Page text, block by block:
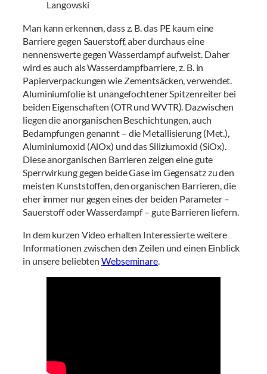
Langowski
Man kann erkennen, dass z. B. das PE kaum eine
Barriere gegen Sauerstoff, aber durchaus eine
nennenswerte gegen Wasserdampf aufweist. Daher
wird es auch als Wasserdampfbarriere, z. B. in
Papierverpackungen wie Zementsäcken, verwendet.
Aluminiumfolie ist unangefochtener Spitzenreiter bei
beiden Eigenschaften (OTR und WVTR). Dazwischen
liegen die anorganischen Beschichtungen, auch
Bedampfungen genannt – die Metallisierung (Met.),
Aluminiumoxid (AlOx) und das Siliziumoxid (SiOx).
Diese anorganischen Barrieren zeigen eine gute
Sperrwirkung gegen beide Gase im Gegensatz zu den
meisten Kunststoffen, den organischen Barrieren, die
eher immer nur gegen eines der beiden Parameter –
Sauerstoff oder Wasserdampf – gute Barrieren liefern.
In dem kurzen Video erhalten Interessierte weitere
Informationen zwischen den Zeilen und einen Einblick
in unsere beliebtenWebseminare.